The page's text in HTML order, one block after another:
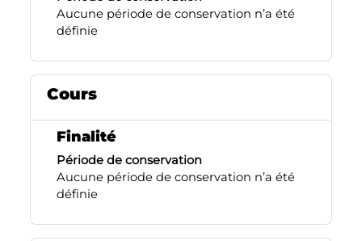
Aucune période de conservation n’a été
définie
Cours
Finalité
Période de conservation
Aucune période de conservation n’a été
définie